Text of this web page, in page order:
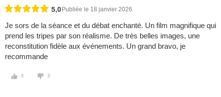
5,0 Publiée le 18 janvier 2026
Je sors de la séance et du débat enchanté. Un film magnifique qui
prend les tripes par son réalisme. De très belles images, une
reconstitution fidèle aux événements. Un grand bravo, je
recommande
3 2